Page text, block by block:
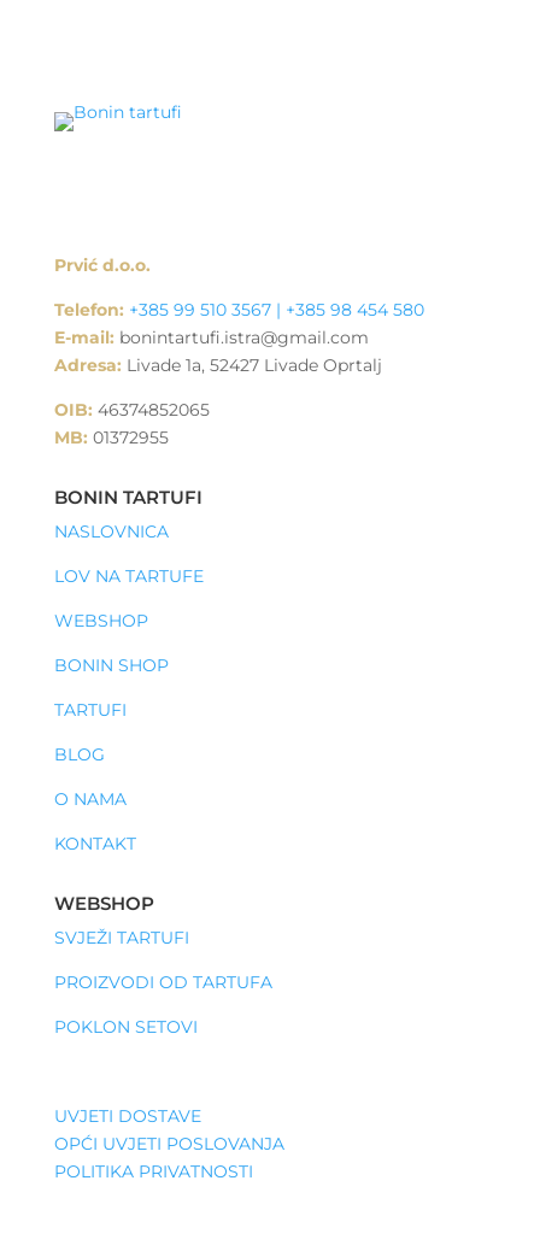
Prvić d.o.o.
Telefon: +385 99 510 3567 | +385 98 454 580
E-mail: bonintartufi.istra@gmail.com
Adresa: Livade 1a, 52427 Livade Oprtalj
OIB: 46374852065
MB: 01372955
BONIN TARTUFI
NASLOVNICA
LOV NA TARTUFE
WEBSHOP
BONIN SHOP
TARTUFI
BLOG
O NAMA
KONTAKT
WEBSHOP
SVJEŽI TARTUFI
PROIZVODI OD TARTUFA
POKLON SETOVI
UVJETI DOSTAVE
OPĆI UVJETI POSLOVANJA
POLITIKA PRIVATNOSTI